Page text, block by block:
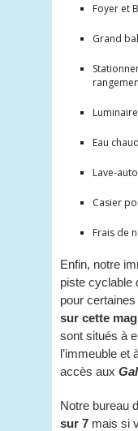
Foyer et
Grand
Eau
Lave-
Casier
Frais de
Enfin, notre
piste cyclable
pour
sur cette
sont situés à
l’immeuble et
accès aux
Notre bureau
sur 7 mais si